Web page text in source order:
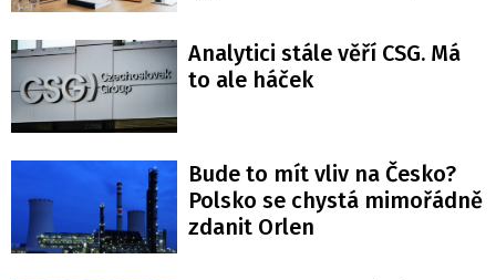
Analytici stále věří CSG. Má
to ale háček
Bude to mít vliv na Česko?
Polsko se chystá mimořádně
zdanit Orlen